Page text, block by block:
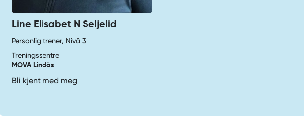
Line Elisabet N Seljelid
Personlig trener, Nivå 3
Treningssentre
MOVA Lindås
Bli kjent med meg